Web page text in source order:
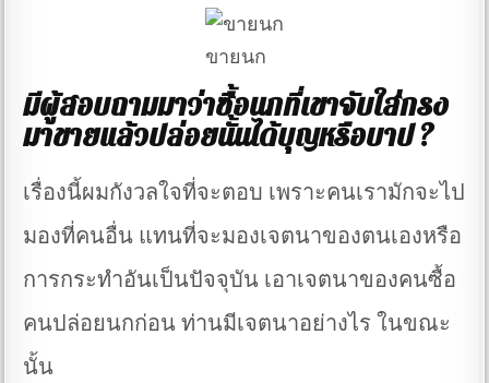
ขายนก
มีผู้สอบถามมาว่าซื้อนกที่เขาจับใส่กรง
มาขายแล้วปล่อยนั้นได้บุญหรือบาป ?
เรื่องนี้ผมกังวลใจที่จะตอบ เพราะคนเรามักจะไป
มองที่คนอื่น แทนที่จะมองเจตนาของตนเองหรือ
การกระทำอันเป็นปัจจุบัน เอาเจตนาของคนซื้อ
คนปล่อยนกก่อน ท่านมีเจตนาอย่างไร ในขณะ
นั้น